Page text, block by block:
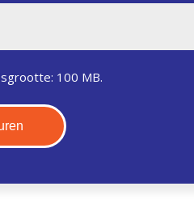
100 MB.